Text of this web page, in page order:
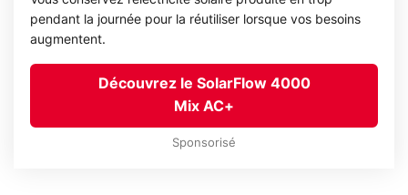
pendant la journée pour la réutiliser lorsque vos besoins
augmentent.
Découvrez le SolarFlow 4000
Mix AC+
Sponsorisé